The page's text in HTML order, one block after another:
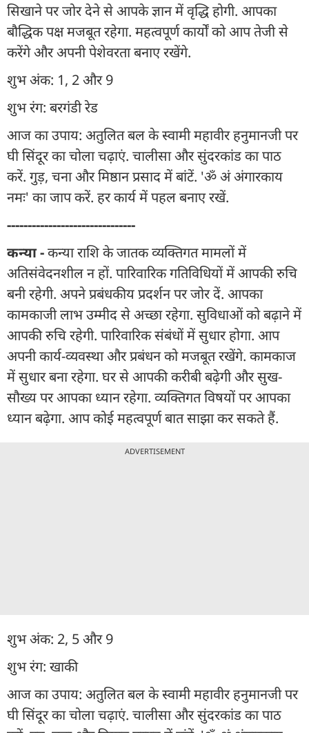
सिखाने पर जोर देने से आपके ज्ञान में वृद्धि होगी. आपका
बौद्धिक पक्ष मजबूत रहेगा. महत्वपूर्ण कार्यों को आप तेजी से
करेंगे और अपनी पेशेवरता बनाए रखेंगे.
शुभ अंक: 1, 2 और 9
शुभ रंग: बरगंडी रेड
आज का उपाय: अतुलित बल के स्वामी महावीर हनुमानजी पर
घी सिंदूर का चोला चढ़ाएं. चालीसा और सुंदरकांड का पाठ
करें. गुड़, चना और मिष्ठान प्रसाद में बांटें. 'ॐ अं अंगारकाय
नमः' का जाप करें. हर कार्य में पहल बनाए रखें.
-------------------------------
कन्या -कन्या राशि के जातक व्यक्तिगत मामलों में
अतिसंवेदनशील न हों. पारिवारिक गतिविधियों में आपकी रुचि
बनी रहेगी. अपने प्रबंधकीय प्रदर्शन पर जोर दें. आपका
कामकाजी लाभ उम्मीद से अच्छा रहेगा. सुविधाओं को बढ़ाने में
आपकी रुचि रहेगी. पारिवारिक संबंधों में सुधार होगा. आप
अपनी कार्य-व्यवस्था और प्रबंधन को मजबूत रखेंगे. कामकाज
में सुधार बना रहेगा. घर से आपकी करीबी बढ़ेगी और सुख-
सौख्य पर आपका ध्यान रहेगा. व्यक्तिगत विषयों पर आपका
ध्यान बढ़ेगा. आप कोई महत्वपूर्ण बात साझा कर सकते हैं.
ADVERTISEMENT
शुभ अंक: 2, 5 और 9
शुभ रंग: खाकी
आज का उपाय: अतुलित बल के स्वामी महावीर हनुमानजी पर
घी सिंदूर का चोला चढ़ाएं. चालीसा और सुंदरकांड का पाठ